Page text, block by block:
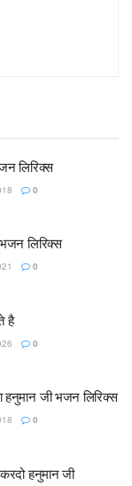
लिरिक्स
0
लिरिक्स
0
है
0
हनुमान जी भजन लिरिक्स
0
हनुमान जी